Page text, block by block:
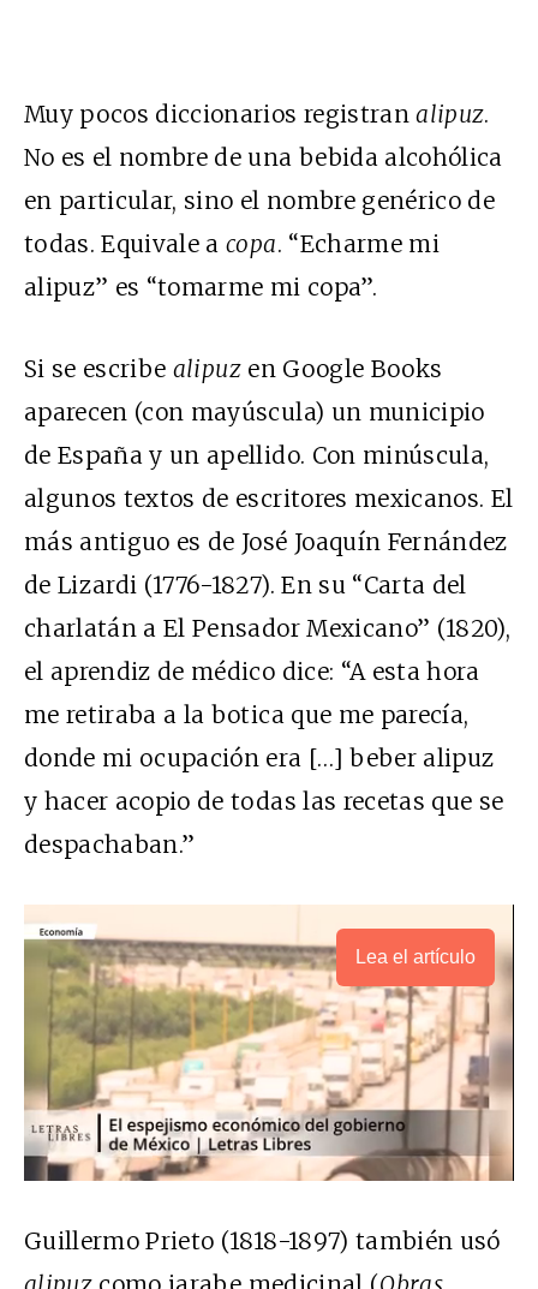
Muy pocos diccionarios registranalipuz.
No es el nombre de una bebida alcohólica
en particular, sino el nombre genérico de
todas. Equivale acopa. “Echarme mi
alipuz” es “tomarme mi copa”.
Si se escribe alipuzen Google Books
aparecen (con mayúscula) un municipio
de España y un apellido. Con minúscula,
algunos textos de escritores mexicanos. El
más antiguo es de José Joaquín Fernández
de Lizardi (1776-1827). En su “Carta del
charlatán a El Pensador Mexicano” (1820),
el aprendiz de médico dice: “A esta hora
me retiraba a la botica que me parecía,
donde mi ocupación era […] beber alipuz
y hacer acopio de todas las recetas que se
despachaban.”
Lea el artículo
Guillermo Prieto (1818-1897) también usó